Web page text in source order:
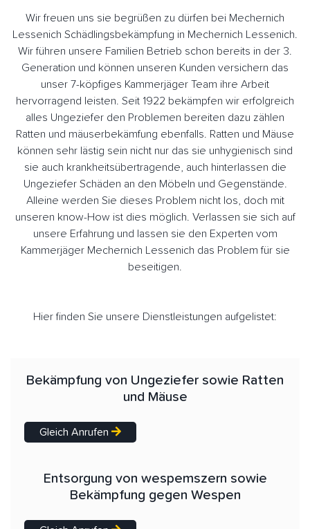
Wir freuen uns sie begrüßen zu dürfen bei Mechernich
Lessenich Schädlingsbekämpfung in Mechernich Lessenich.
Wir führen unsere Familien Betrieb schon bereits in der 3.
Generation und können unseren Kunden versichern das
unser 7-köpfiges Kammerjäger Team ihre Arbeit
hervorragend leisten. Seit 1922 bekämpfen wir erfolgreich
alles Ungeziefer den Problemen bereiten dazu zählen
Ratten und mäuserbekämfung ebenfalls. Ratten und Mäuse
können sehr lästig sein nicht nur das sie unhygienisch sind
sie auch krankheitsübertragende, auch hinterlassen die
Ungeziefer Schäden an den Möbeln und Gegenstände.
Alleine werden Sie dieses Problem nicht los, doch mit
unseren know-How ist dies möglich. Verlassen sie sich auf
unsere Erfahrung und lassen sie den Experten vom
Kammerjäger Mechernich Lessenich das Problem für sie
beseitigen.
Hier finden Sie unsere Dienstleistungen aufgelistet:
Bekämpfung von Ungeziefer sowie Ratten
und Mäuse
Gleich Anrufen
Entsorgung von wespemszern sowie
Bekämpfung gegen Wespen